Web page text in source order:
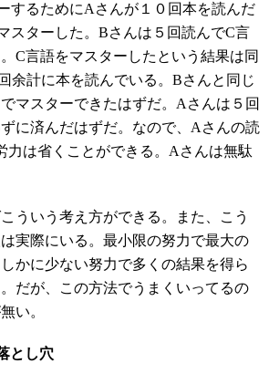
するためにAさんが１０回本を読んだ
スターした。Bさんは５回読んでC言
C言語をマスターしたという結果は同
余計に本を読んでいる。Bさんと同じ
マスターできたはずだ。Aさんは５回
に済んだはずだ。なので、Aさんの読
力は省くことができる。Aさんは無駄
ういう考え方ができる。また、こう
実際にいる。最小限の努力で最大の
かに少ない努力で多くの結果を得ら
だが、この方法でうまくいってるの
い。
とし穴